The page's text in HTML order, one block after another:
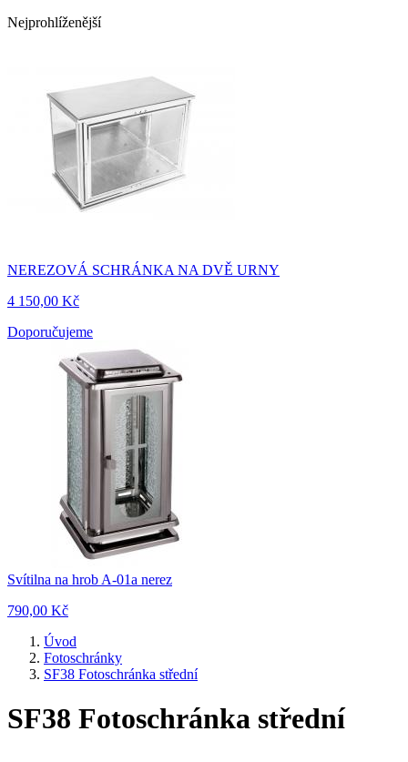
Nejprohlíženější
NEREZOVÁ SCHRÁNKA NA DVĚ URNY
4 150,00 Kč
Doporučujeme
Svítilna na hrob A-01a nerez
790,00 Kč
Úvod
Fotoschránky
SF38 Fotoschránka střední
SF38 Fotoschránka střední